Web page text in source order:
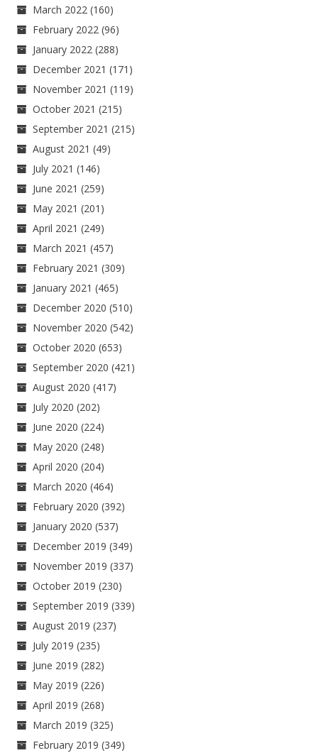
March 2022 (160)
February 2022 (96)
January 2022 (288)
December 2021 (171)
November 2021 (119)
October 2021 (215)
September 2021 (215)
August 2021 (49)
July 2021 (146)
June 2021 (259)
May 2021 (201)
April 2021 (249)
March 2021 (457)
February 2021 (309)
January 2021 (465)
December 2020 (510)
November 2020 (542)
October 2020 (653)
September 2020 (421)
August 2020 (417)
July 2020 (202)
June 2020 (224)
May 2020 (248)
April 2020 (204)
March 2020 (464)
February 2020 (392)
January 2020 (537)
December 2019 (349)
November 2019 (337)
October 2019 (230)
September 2019 (339)
August 2019 (237)
July 2019 (235)
June 2019 (282)
May 2019 (226)
April 2019 (268)
March 2019 (325)
February 2019 (349)